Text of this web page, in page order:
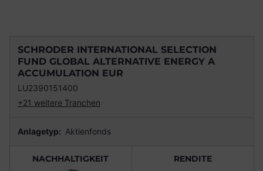
SCHRODER INTERNATIONAL SELECTION
FUND GLOBAL ALTERNATIVE ENERGY A
ACCUMULATION EUR
LU2390151400
+21 weitere Tranchen
Anlagetyp: Aktienfonds
NACHHALTIGKEIT RENDITE